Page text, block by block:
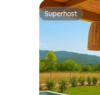
Superhost
Superhost